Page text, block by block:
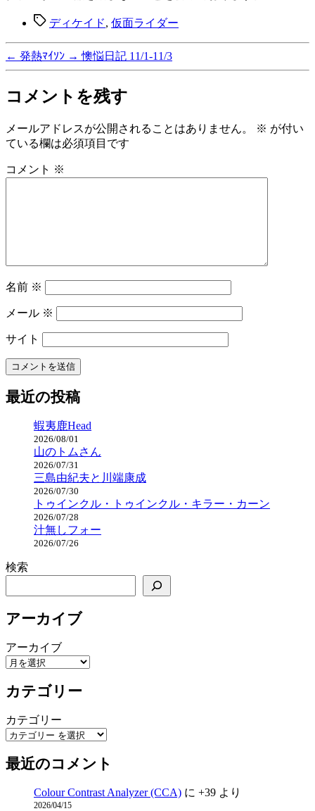
タ ディケイド, 仮面ライダー
← 発熱ﾏｲｿﾝ → 懊悩日記 11/1-11/3
コメントを残す
メールアドレスが公開されることはありません。 ※ が付い
ている欄は必須項目です
コメント ※
名前 ※
メール ※
サイト
最近の投稿
蝦夷鹿Head
2026/08/01
山のトムさん
2026/07/31
三島由紀夫と川端康成
2026/07/30
トゥインクル・トゥインクル・キラー・カーン
2026/07/28
汁無しフォー
2026/07/26
検索
アーカイブ
アーカイブ
カテゴリー
カテゴリー
最近のコメント
Colour Contrast Analyzer (CCA) に +39 より
2026/04/15